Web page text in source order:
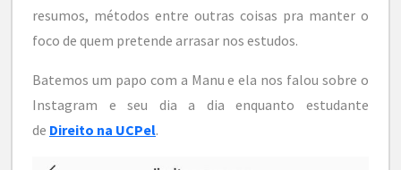
resumos, métodos entre outras coisas pra manter o
foco de quem pretende arrasar nos estudos.
Batemos um papo com a Manu e ela nos falou sobre o
Instagram e seu dia a dia enquanto estudante
de Direito na UCPel.